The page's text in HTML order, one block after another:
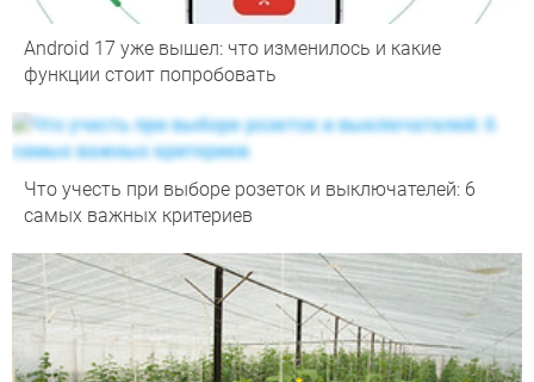
Android 17 уже вышел: что изменилось и какие
функции стоит попробовать
Что учесть при выборе розеток и выключателей: 6
самых важных критериев